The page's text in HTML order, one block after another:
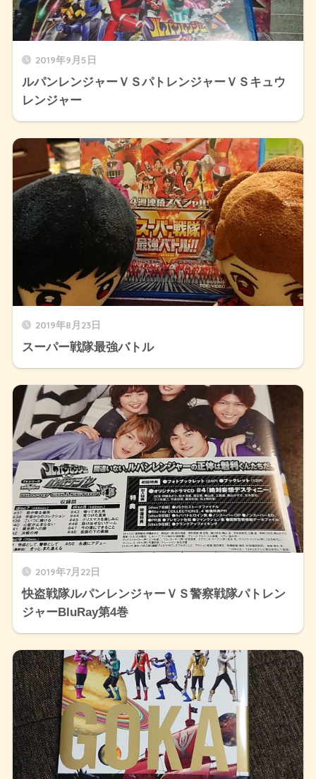
2019年9月5日
ルパンレンジャーＶＳパトレンジャーＶＳキュウ
レンジャー
2019年8月23日
スーパー戦隊最強バトル
2019年7月22日
快盗戦隊ルパンレンジャーＶＳ警察戦隊パトレン
ジャーBluRay第4巻